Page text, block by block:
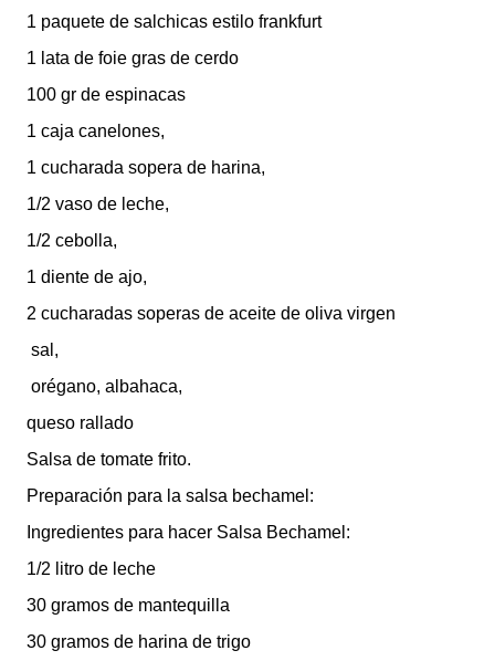
1 paquete de salchicas estilo frankfurt
1 lata de foie gras de cerdo
100 gr de espinacas
1 caja canelones,
1 cucharada sopera de harina,
1/2 vaso de leche,
1/2 cebolla,
1 diente de ajo,
2 cucharadas soperas de aceite de oliva virgen
sal,
orégano, albahaca,
queso rallado
Salsa de tomate frito.
Preparación para la salsa bechamel:
Ingredientes para hacer Salsa Bechamel:
1/2 litro de leche
30 gramos de mantequilla
30 gramos de harina de trigo